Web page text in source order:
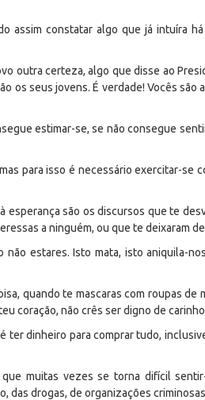
assim constatar algo que já intuíra
outra certeza, algo que disse ao
os seus jovens. É verdade! Vocês são
estimar-se, se não consegue
para isso é necessário exercitar-se
são os discursos que te
a ninguém, ou que te deixaram
estares. Isto mata, isto aniquila-
quando te mascaras com roupas de
coração, não crês ser digno de
ter dinheiro para comprar tudo,
muitas vezes se torna difícil
drogas, de organizações